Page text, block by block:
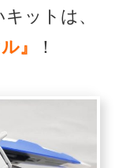
ットは、
』
！